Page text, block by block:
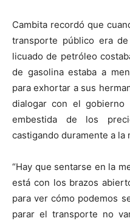
Cambita recordó que
transporte público era
licuado de petróleo
de gasolina estaba a
para exhortar a sus
dialogar con el
embestida de los
castigando duramente a la
“Hay que sentarse en la
está con los brazos
para ver cómo podemos
parar el transporte no